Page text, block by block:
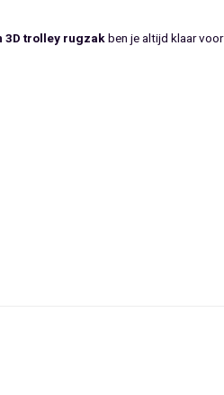
3D trolley rugzakben je altijd klaar voor